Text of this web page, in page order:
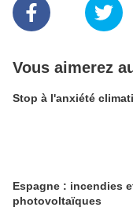
Vous aimerez
Stop à l'anxiété
Espagne : incendies
photovoltaïques